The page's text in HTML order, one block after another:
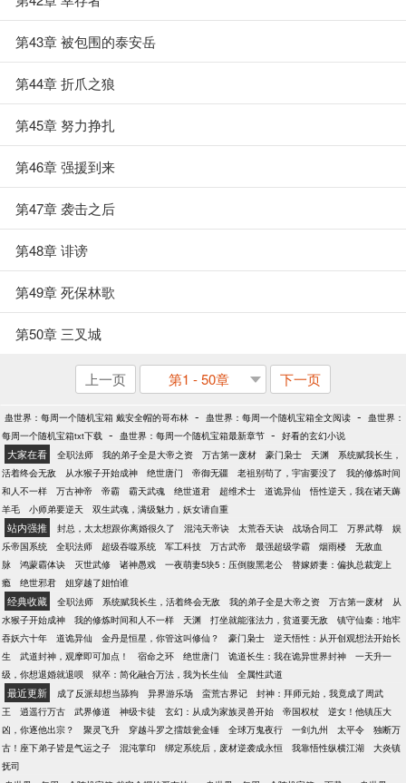
第43章 被包围的泰安岳
第44章 折爪之狼
第45章 努力挣扎
第46章 强援到来
第47章 袭击之后
第48章 诽谤
第49章 死保林歌
第50章 三叉城
上一页 第1 - 50章 下一页
蛊世界：每周一个随机宝箱 戴安全帽的哥布林 - 蛊世界：每周一个随机宝箱全文阅读 - 蛊世界：
每周一个随机宝箱txt下载 - 蛊世界：每周一个随机宝箱最新章节 - 好看的玄幻小说
大家在看 全职法师 我的弟子全是大帝之资 万古第一废材 豪门枭士 天渊
系统赋我长生，
活着终会无敌
从水猴子开始成神 绝世唐门 帝御无疆 老祖别苟了，宇宙要没了
我的修炼时间
和人不一样
万古神帝 帝霸 霸天武魂 绝世道君 超维术士 道诡异仙
悟性逆天，我在诸天薅
羊毛
小师弟要逆天 双生武魂，满级魅力，妖女请自重
站内强推 封总，太太想跟你离婚很久了 混沌天帝诀 太荒吞天诀 战场合同工 万界武尊
娱
乐帝国系统
全职法师 超级吞噬系统 军工科技 万古武帝 最强超级学霸 烟雨楼
无敌血
脉
鸿蒙霸体诀 灭世武修 诸神愚戏 一夜萌妻5块5：压倒腹黑老公
替嫁娇妻：偏执总裁宠上
瘾
绝世邪君 姐穿越了姐怕谁
经典收藏 全职法师 系统赋我长生，活着终会无敌 我的弟子全是大帝之资 万古第一废材
从
水猴子开始成神
我的修炼时间和人不一样 天渊 打坐就能涨法力，贫道要无敌
镇守仙秦：地牢
吞妖六十年
道诡异仙 金丹是恒星，你管这叫修仙？ 豪门枭士
逆天悟性：从开创观想法开始长
生
武道封神，观摩即可加点！ 宿命之环 绝世唐门 诡道长生：我在诡异世界封神
一天升一
级，你想退婚就退呗
狱卒：简化融合万法，我为长生仙 全属性武道
最近更新 成了反派却想当舔狗 异界游乐场 蛮荒古界记
封神：拜师元始，我竟成了周武
王
逍遥行万古 武界修道 神级卡徒 玄幻：从成为家族灵兽开始 帝国权杖
逆女！他镇压大
凶，你逐他出宗？
聚灵飞升 穿越斗罗之擂鼓瓮金锤 全球万鬼夜行 一剑九州 太平令
独断万
古！座下弟子皆是气运之子
混沌掌印 绑定系统后，废材逆袭成永恒 我靠悟性纵横江湖
大炎镇
抚司